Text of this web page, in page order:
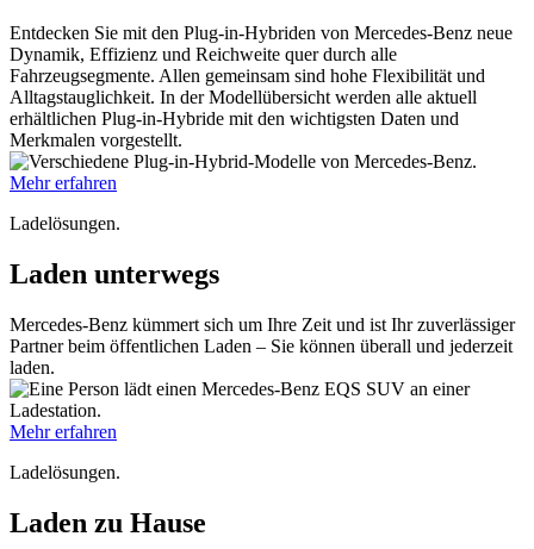
Entdecken Sie mit den Plug-in-Hybriden von Mercedes-Benz neue
Dynamik, Effizienz und Reichweite quer durch alle
Fahrzeugsegmente. Allen gemeinsam sind hohe Flexibilität und
Alltagstauglichkeit. In der Modellübersicht werden alle aktuell
erhältlichen Plug-in-Hybride mit den wichtigsten Daten und
Merkmalen vorgestellt.
Mehr erfahren
Ladelösungen.
Laden unterwegs
Mercedes-Benz kümmert sich um Ihre Zeit und ist Ihr zuverlässiger
Partner beim öffentlichen Laden – Sie können überall und jederzeit
laden.
Mehr erfahren
Ladelösungen.
Laden zu Hause